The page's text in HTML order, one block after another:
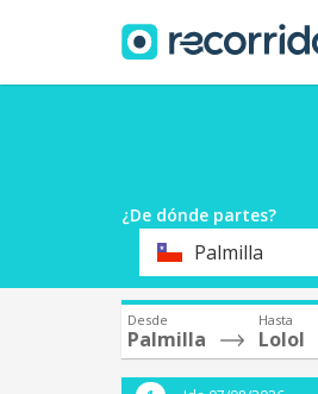
¿De dónde partes?
OrigenPalmilla
Desde
Palmilla
Hasta
Lolol